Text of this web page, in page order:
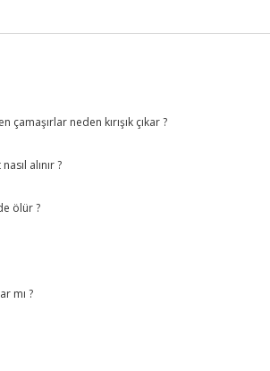
çamaşırlar neden kırışık çıkar ?
alınır ?
ölür ?
mı ?